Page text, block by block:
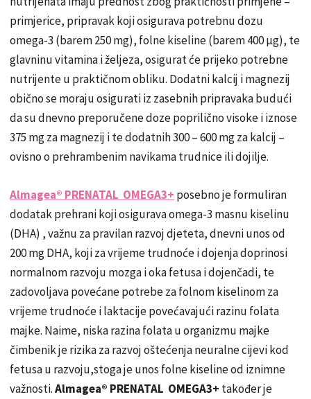
primjerice, pripravak koji osigurava potrebnu dozu
omega-3 (barem 250 mg), folne kiseline (barem 400 µg), te
glavninu vitamina i željeza, osigurat će prijeko potrebne
nutrijente u praktičnom obliku. Dodatni kalcij i magnezij
obično se moraju osigurati iz zasebnih pripravaka budući
da su dnevno preporučene doze poprilično visoke i iznose
375 mg za magnezij i te dodatnih 300 – 600 mg za kalcij –
ovisno o prehrambenim navikama trudnice ili dojilje.
Almagea® PRENATAL OMEGA3+ posebno je formuliran
dodatak prehrani koji osigurava omega-3 masnu kiselinu
(DHA) , važnu za pravilan razvoj djeteta, dnevni unos od
200 mg DHA, koji za vrijeme trudnoće i dojenja doprinosi
normalnom razvoju mozga i oka fetusa i dojenčadi, te
zadovoljava povećane potrebe za folnom kiselinom za
vrijeme trudnoće i laktacije povećavajući razinu folata
majke. Naime, niska razina folata u organizmu majke
čimbenik je rizika za razvoj oštećenja neuralne cijevi kod
fetusa u razvoju,stoga je unos folne kiseline od iznimne
važnosti.Almagea® PRENATAL OMEGA3+ također je